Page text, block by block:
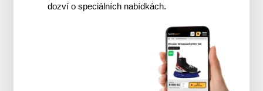
dozví o speciálních nabídkách.